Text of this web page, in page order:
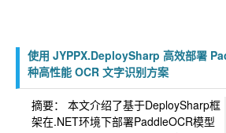
使用 JYPPX.DeploySharp 高效部署
种高性能 OCR 文字识别方案
摘要： 本文介绍了基于DeploySharp框
架在.NET环境下部署PaddleOCR模型